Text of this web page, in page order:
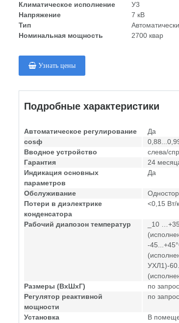
Климатическое исполнение
У3
Напряжение
7 кВ
Тип
Номинальная мощность
2700 квар
Узнать цены
Подробные характеристики
Автоматическое регулирование
Да
cosф
Вводное устройство
слева/
Гарантия
24
Индикация основных
параметров
Да
Обслуживание
Потери в диэлектрике
конденсатора
<0,15 Вт/
Рабочий диапозон температур
_10
-
УХЛ1)-
Размеры (ВхШхГ)
по
Регулятор реактивной
мощности
по
Установка
В